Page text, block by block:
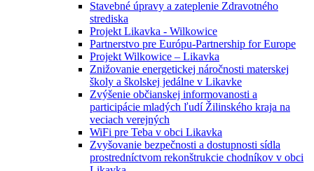
Stavebné úpravy a zateplenie Zdravotného
strediska
Projekt Likavka - Wilkowice
Partnerstvo pre Európu-Partnership for Europe
Projekt Wilkowice – Likavka
Znižovanie energetickej náročnosti materskej
školy a školskej jedálne v Likavke
Zvýšenie občianskej informovanosti a
participácie mladých ľudí Žilinského kraja na
veciach verejných
WiFi pre Teba v obci Likavka
Zvyšovanie bezpečnosti a dostupnosti sídla
prostredníctvom rekonštrukcie chodníkov v obci